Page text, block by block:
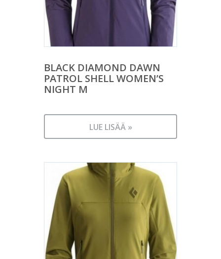
BLACK DIAMOND DAWN
PATROL SHELL WOMEN’S
NIGHT M
LUE LISÄÄ »